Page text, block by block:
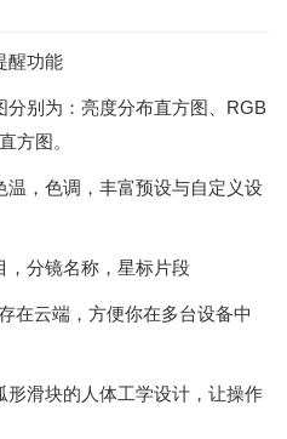
醒功能
分别为：亮度分布直方图、RGB
方图。
，色调，丰富预设与自定义设
，分镜名称，星标片段
在云端，方便你在多台设备中
滑块的人体工学设计，让操作